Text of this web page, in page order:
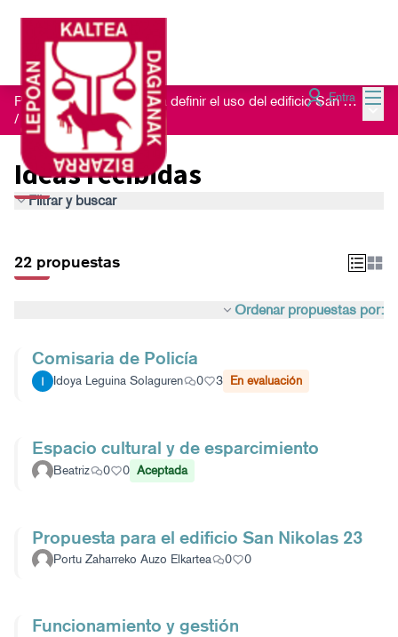
Entra
Proceso de escucha para definir el uso del edificio San Nikolas 23
/ Ideas recibidas
Ideas recibidas
Filtrar y buscar
22 propuestas
Ordenar propuestas por:
Comisaria de Policía
Idoya Leguina Solaguren 0 3 En evaluación
Espacio cultural y de esparcimiento
Beatriz 0 0 Aceptada
Propuesta para el edificio San Nikolas 23
Portu Zaharreko Auzo Elkartea 0 0
Funcionamiento y gestión